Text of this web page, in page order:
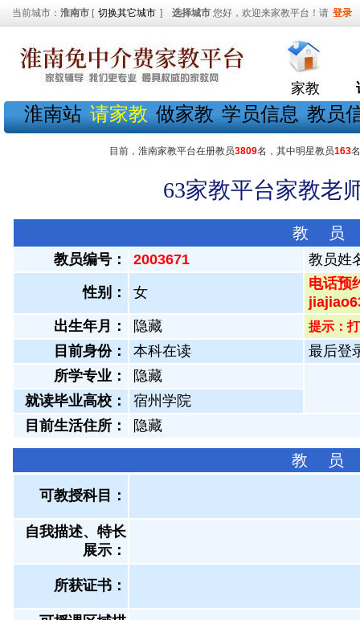
当前城市： 淮南市 [ 切换其它城市 ] 选择城市 您好，欢迎来家教平台！请 登录
家教
淮南站 请家教 做家教 学员信息 教员
目前，淮南家教平台在册教员3809名，其中明星教员163
63家教平台家教老
教 员
教员编号： 2003671 教员姓
性别： 女
电话预
出生年月：
隐藏 提示：
目前身份： 本科在读
最后登
所学专业：
隐藏
就读毕业高校：
宿州学院
目前生活住所：
隐藏
教 员
可教授科目：
自我描述、特长
展示 ：
所获证书 ：